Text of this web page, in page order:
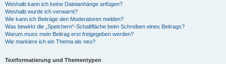
Weshalb kann ich keine Dateianhänge anfügen?
Weshalb wurde ich verwarnt?
Wie kann ich Beiträge den Moderatoren melden?
Was bewirkt die „Speichern“-Schaltfläche beim Schreiben eines Beitrags?
Warum muss mein Beitrag erst freigegeben werden?
Wie markiere ich ein Thema als neu?
Textformatierung und Thementypen